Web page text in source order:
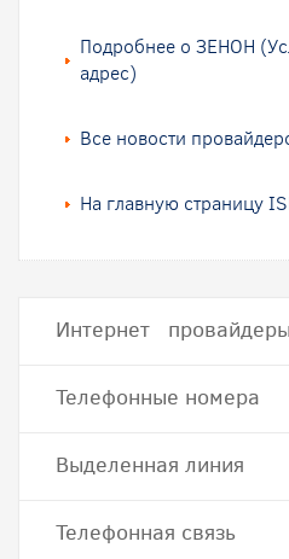
Подробнее о ЗЕНОН
адрес)
Все новости
На главную страницу
Интернет провайдеры
Телефонные номера
Выделенная линия
Телефонная связь